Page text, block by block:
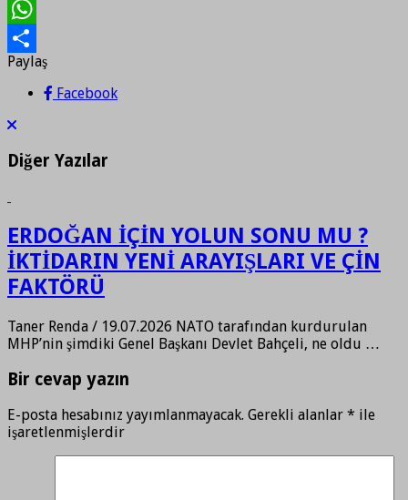
Print
WhatsApp
Paylaş
Paylaş
Facebook
Diğer Yazılar
ERDOĞAN İÇİN YOLUN SONU MU ?
İKTİDARIN YENİ ARAYIŞLARI VE ÇİN
FAKTÖRÜ
Taner Renda / 19.07.2026 NATO tarafından kurdurulan
MHP’nin şimdiki Genel Başkanı Devlet Bahçeli, ne oldu …
Bir cevap yazın
E-posta hesabınız yayımlanmayacak. Gerekli alanlar * ile
işaretlenmişlerdir